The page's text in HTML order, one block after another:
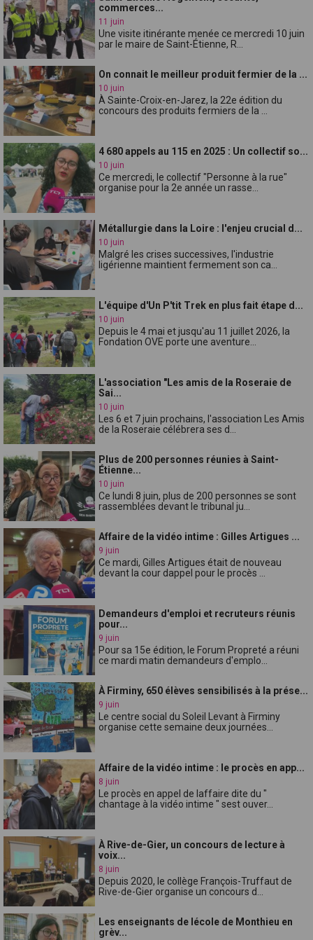
commerces...
11 juin
Une visite itinérante menée ce mercredi 10 juin
par le maire de Saint-Étienne, R...
On connait le meilleur produit fermier de la ...
10 juin
À Sainte-Croix-en-Jarez, la 22e édition du
concours des produits fermiers de la ...
4 680 appels au 115 en 2025 : Un collectif so...
10 juin
Ce mercredi, le collectif "Personne à la rue"
organise pour la 2e année un rasse...
Métallurgie dans la Loire : l'enjeu crucial d...
10 juin
Malgré les crises successives, l'industrie
ligérienne maintient fermement son ca...
L'équipe d'Un P'tit Trek en plus fait étape d...
10 juin
Depuis le 4 mai et jusqu'au 11 juillet 2026, la
Fondation OVE porte une aventure...
L'association "Les amis de la Roseraie de
Sai...
10 juin
Les 6 et 7 juin prochains, l'association Les Amis
de la Roseraie célébrera ses d...
Plus de 200 personnes réunies à Saint-
Étienne...
10 juin
Ce lundi 8 juin, plus de 200 personnes se sont
rassemblées devant le tribunal ju...
Affaire de la vidéo intime : Gilles Artigues ...
9 juin
Ce mardi, Gilles Artigues était de nouveau
devant la cour dappel pour le procès ...
Demandeurs d'emploi et recruteurs réunis
pour...
9 juin
Pour sa 15e édition, le Forum Propreté a réuni
ce mardi matin demandeurs d'emplo...
À Firminy, 650 élèves sensibilisés à la prése...
9 juin
Le centre social du Soleil Levant à Firminy
organise cette semaine deux journées...
Affaire de la vidéo intime : le procès en app...
8 juin
Le procès en appel de laffaire dite du "
chantage à la vidéo intime " sest ouver...
À Rive-de-Gier, un concours de lecture à
voix...
8 juin
Depuis 2020, le collège François-Truffaut de
Rive-de-Gier organise un concours d...
Les enseignants de lécole de Monthieu en
grèv...